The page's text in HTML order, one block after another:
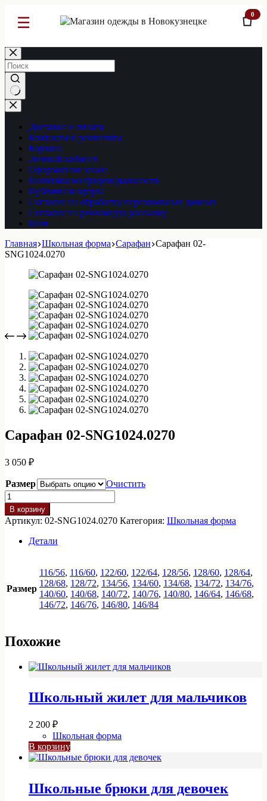
☰ 0
Перейти
к
сути
Ничего
не
найденоДоставка и оплата
Контакты и реквизиты
Корзина
Личный кабинет
Оформление заказа
Политика конфиденциальности
Публичная оферта
Согласие на обработку персональных данных
Согласие на рекламную рассылку
Шоп
Главная Школьная форма Сарафан Сарафан 02-
SNG1024.0270
Сарафан 02-SNG1024.0270
3 050 ₽
Размер
Очистить
Количество
товара
Сарафан
02-
SNG1024.0270
В корзину
Артикул: 02-SNG1024.0270 Категория: Школьная форма
Детали
Размер
116/56, 116/60, 122/60, 122/64, 128/56, 128/60, 128/64,
128/68, 128/72, 134/56, 134/60, 134/68, 134/72, 134/76,
140/60, 140/68, 140/72, 140/76, 140/80, 146/64, 146/68,
146/72, 146/76, 146/80, 146/84
Похожие
Школьный жилет для мальчиков
2 200 ₽
Школьная форма
В корзину
Школьные брюки для девочек